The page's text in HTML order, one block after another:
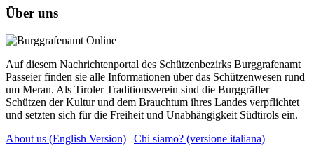
Über uns
Auf diesem Nachrichtenportal des Schützenbezirks Burggrafenamt
Passeier finden sie alle Informationen über das Schützenwesen rund
um Meran. Als Tiroler Traditionsverein sind die Burggräfler
Schützen der Kultur und dem Brauchtum ihres Landes verpflichtet
und setzten sich für die Freiheit und Unabhängigkeit Südtirols ein.
About us (English Version) | Chi siamo? (versione italiana)